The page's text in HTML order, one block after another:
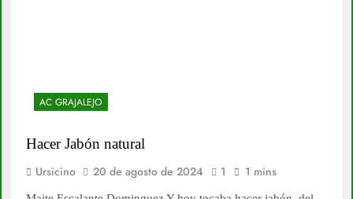
AC GRAJALEJO
Hacer Jabón natural
Ursicino 20 de agosto de 2024 1 1 mins